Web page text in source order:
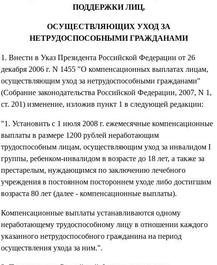
ПОДДЕРЖКИ ЛИЦ,
ОСУЩЕСТВЛЯЮЩИХ УХОД ЗА
НЕТРУДОСПОСОБНЫМИ ГРАЖДАНАМИ
1. Внести в Указ Президента Российской Федерации от 26
декабря 2006 г. N 1455 "О компенсационных выплатах лицам,
осуществляющим уход за нетрудоспособными гражданами"
(Собрание законодательства Российской Федерации, 2007, N 1,
ст. 201) изменение, изложив пункт 1 в следующей редакции:
"1. Установить с 1 июля 2008 г. ежемесячные компенсационные
выплаты в размере 1200 рублей неработающим
трудоспособным лицам, осуществляющим уход за инвалидом I
группы, ребенком-инвалидом в возрасте до 18 лет, а также за
престарелым, нуждающимся по заключению лечебного
учреждения в постоянном постороннем уходе либо достигшим
возраста 80 лет (далее - компенсационные выплаты).
Компенсационные выплаты устанавливаются одному
неработающему трудоспособному лицу в отношении каждого
указанного нетрудоспособного гражданина на период
осуществления ухода за ним.".